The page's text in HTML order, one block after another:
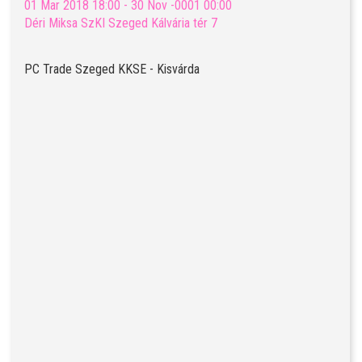
01 Mar 2018 18:00 - 30 Nov -0001 00:00
Déri Miksa SzKI Szeged Kálvária tér 7
PC Trade Szeged KKSE - Kisvárda